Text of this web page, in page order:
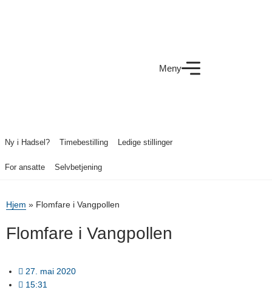
Meny
Ny i Hadsel? Timebestilling Ledige stillinger
For ansatte Selvbetjening
Hjem » Flomfare i Vangpollen
Flomfare i Vangpollen
27. mai 2020
15:31